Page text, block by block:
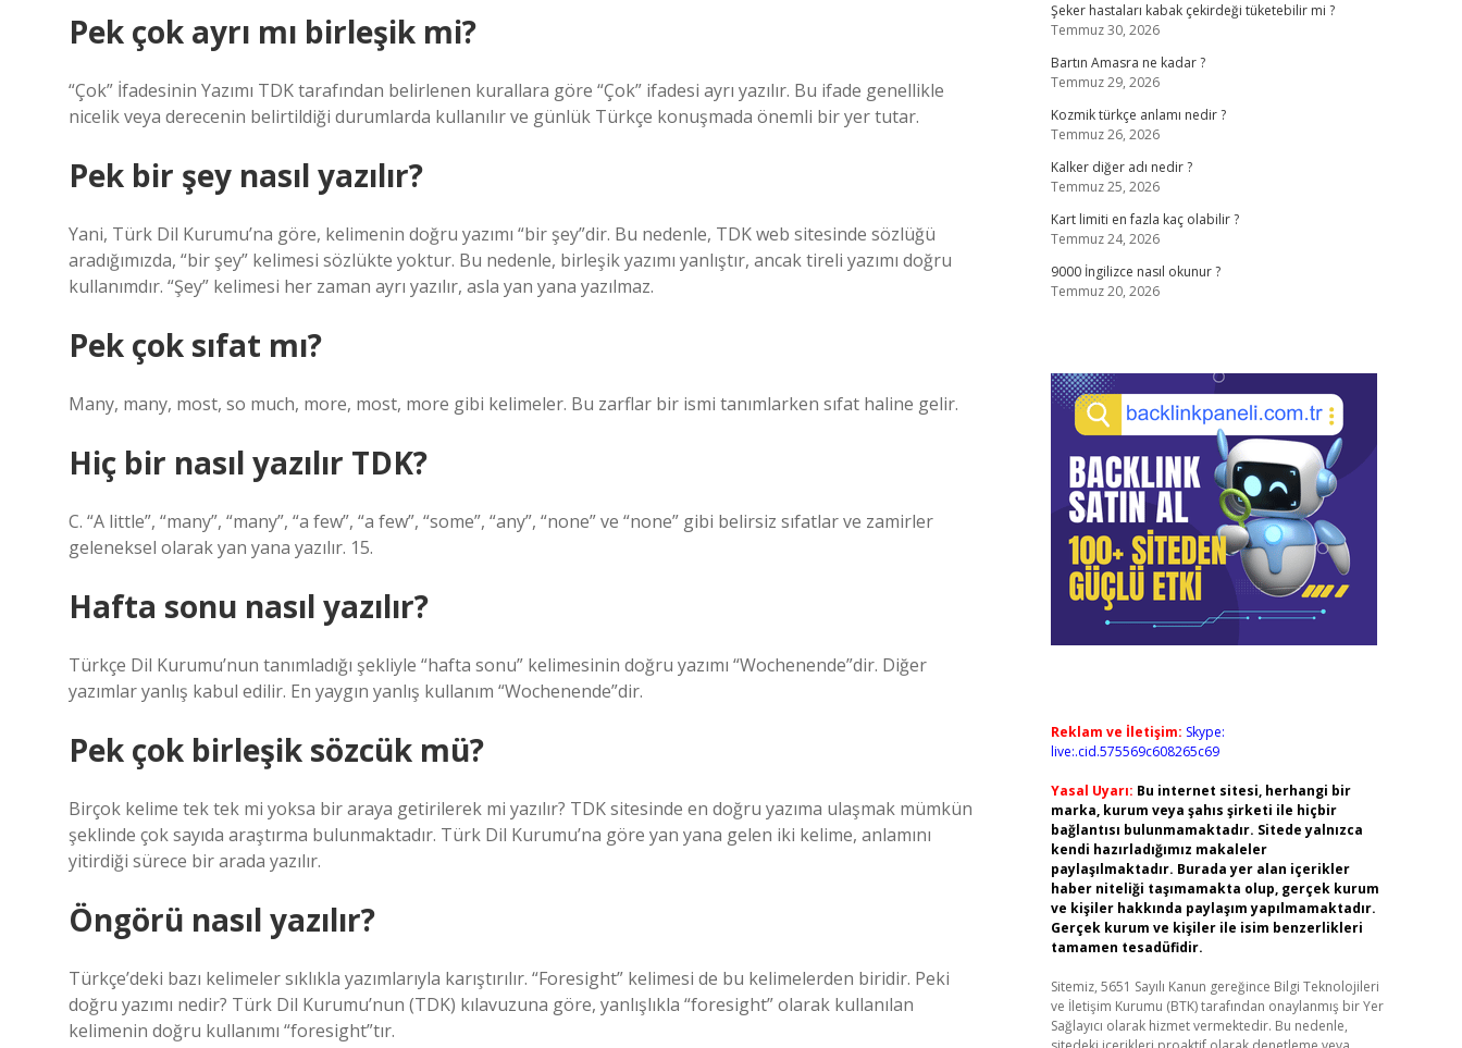
Pek çok ayrı mı birleşik mi?
“Çok” İfadesinin Yazımı TDK tarafından belirlenen kurallara göre “Çok” ifadesi ayrı yazılır. Bu ifade genellikle
nicelik veya derecenin belirtildiği durumlarda kullanılır ve günlük Türkçe konuşmada önemli bir yer tutar.
Pek bir şey nasıl yazılır?
Yani, Türk Dil Kurumu’na göre, kelimenin doğru yazımı “bir şey”dir. Bu nedenle, TDK web sitesinde sözlüğü
aradığımızda, “bir şey” kelimesi sözlükte yoktur. Bu nedenle, birleşik yazımı yanlıştır, ancak tireli yazımı doğru
kullanımdır. “Şey” kelimesi her zaman ayrı yazılır, asla yan yana yazılmaz.
Pek çok sıfat mı?
Many, many, most, so much, more, most, more gibi kelimeler. Bu zarflar bir ismi tanımlarken sıfat haline gelir.
Hiç bir nasıl yazılır TDK?
C. “A little”, “many”, “many”, “a few”, “a few”, “some”, “any”, “none” ve “none” gibi belirsiz sıfatlar ve zamirler
geleneksel olarak yan yana yazılır. 15.
Hafta sonu nasıl yazılır?
Türkçe Dil Kurumu’nun tanımladığı şekliyle “hafta sonu” kelimesinin doğru yazımı “Wochenende”dir. Diğer
yazımlar yanlış kabul edilir. En yaygın yanlış kullanım “Wochenende”dir.
Pek çok birleşik sözcük mü?
Birçok kelime tek tek mi yoksa bir araya getirilerek mi yazılır? TDK sitesinde en doğru yazıma ulaşmak mümkün
şeklinde çok sayıda araştırma bulunmaktadır. Türk Dil Kurumu’na göre yan yana gelen iki kelime, anlamını
yitirdiği sürece bir arada yazılır.
Öngörü nasıl yazılır?
Türkçe’deki bazı kelimeler sıklıkla yazımlarıyla karıştırılır. “Foresight” kelimesi de bu kelimelerden biridir. Peki
doğru yazımı nedir? Türk Dil Kurumu’nun (TDK) kılavuzuna göre, yanlışlıkla “foresight” olarak kullanılan
kelimenin doğru kullanımı “foresight”tır.
Şeker hastaları kabak çekirdeği tüketebilir mi ?
Temmuz 30, 2026
Bartın Amasra ne kadar ?
Temmuz 29, 2026
Kozmik türkçe anlamı nedir ?
Temmuz 26, 2026
Kalker diğer adı nedir ?
Temmuz 25, 2026
Kart limiti en fazla kaç olabilir ?
Temmuz 24, 2026
9000 İngilizce nasıl okunur ?
Temmuz 20, 2026
Reklam ve İletişim: Skype:
live:.cid.575569c608265c69
Yasal Uyarı: Bu internet sitesi, herhangi bir
marka, kurum veya şahıs şirketi ile hiçbir
bağlantısı bulunmamaktadır. Sitede yalnızca
kendi hazırladığımız makaleler
paylaşılmaktadır. Burada yer alan içerikler
haber niteliği taşımamakta olup, gerçek kurum
ve kişiler hakkında paylaşım yapılmamaktadır.
Gerçek kurum ve kişiler ile isim benzerlikleri
tamamen tesadüfidir.
Sitemiz, 5651 Sayılı Kanun gereğince Bilgi Teknolojileri
ve İletişim Kurumu (BTK) tarafından onaylanmış bir Yer
Sağlayıcı olarak hizmet vermektedir. Bu nedenle,